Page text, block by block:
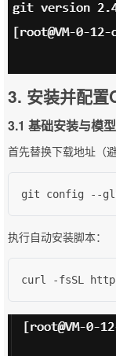
3. 安装并配
3.1 基础安装与模
首先替换下载地址（
git config --
执行自动安装脚本：
curl -fsSL